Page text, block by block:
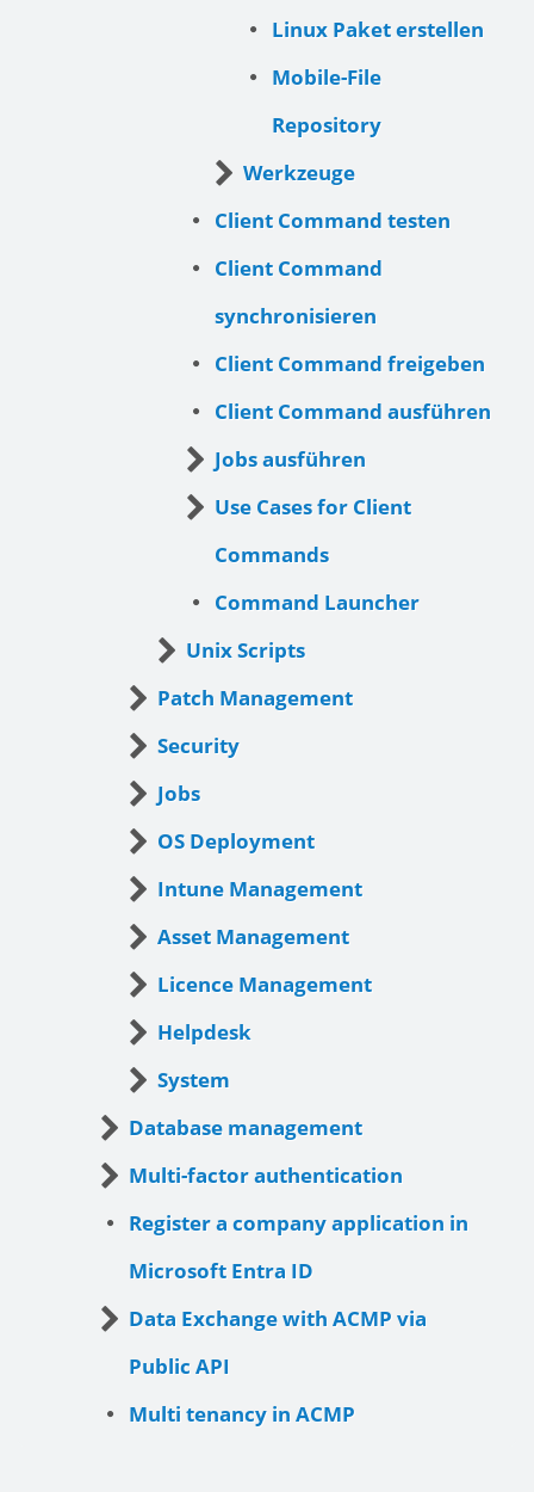
Linux Paket erstellen
Mobile-File
Repository
Werkzeuge
Client Command testen
Client Command
synchronisieren
Client Command freigeben
Client Command ausführen
Jobs ausführen
Use Cases for Client
Commands
Command Launcher
Unix Scripts
Patch Management
Security
Jobs
OS Deployment
Intune Management
Asset Management
Licence Management
Helpdesk
System
Database management
Multi-factor authentication
Register a company application in
Microsoft Entra ID
Data Exchange with ACMP via
Public API
Multi tenancy in ACMP